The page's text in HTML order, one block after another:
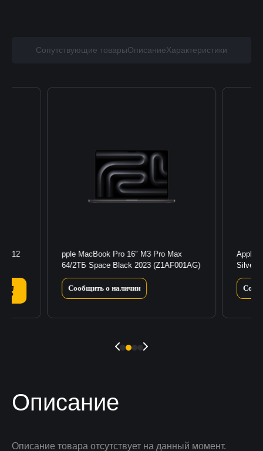
Сопутствующие товарыОписаниеХарактеристики
512
pple MacBook Pro 16″ M3 Pro Max
64/2ТБ Space Black 2023 (Z1AF001AG)
Сообщить о наличии
Apple
Silver
Описание
Описание товара отсутствует на данный момент.